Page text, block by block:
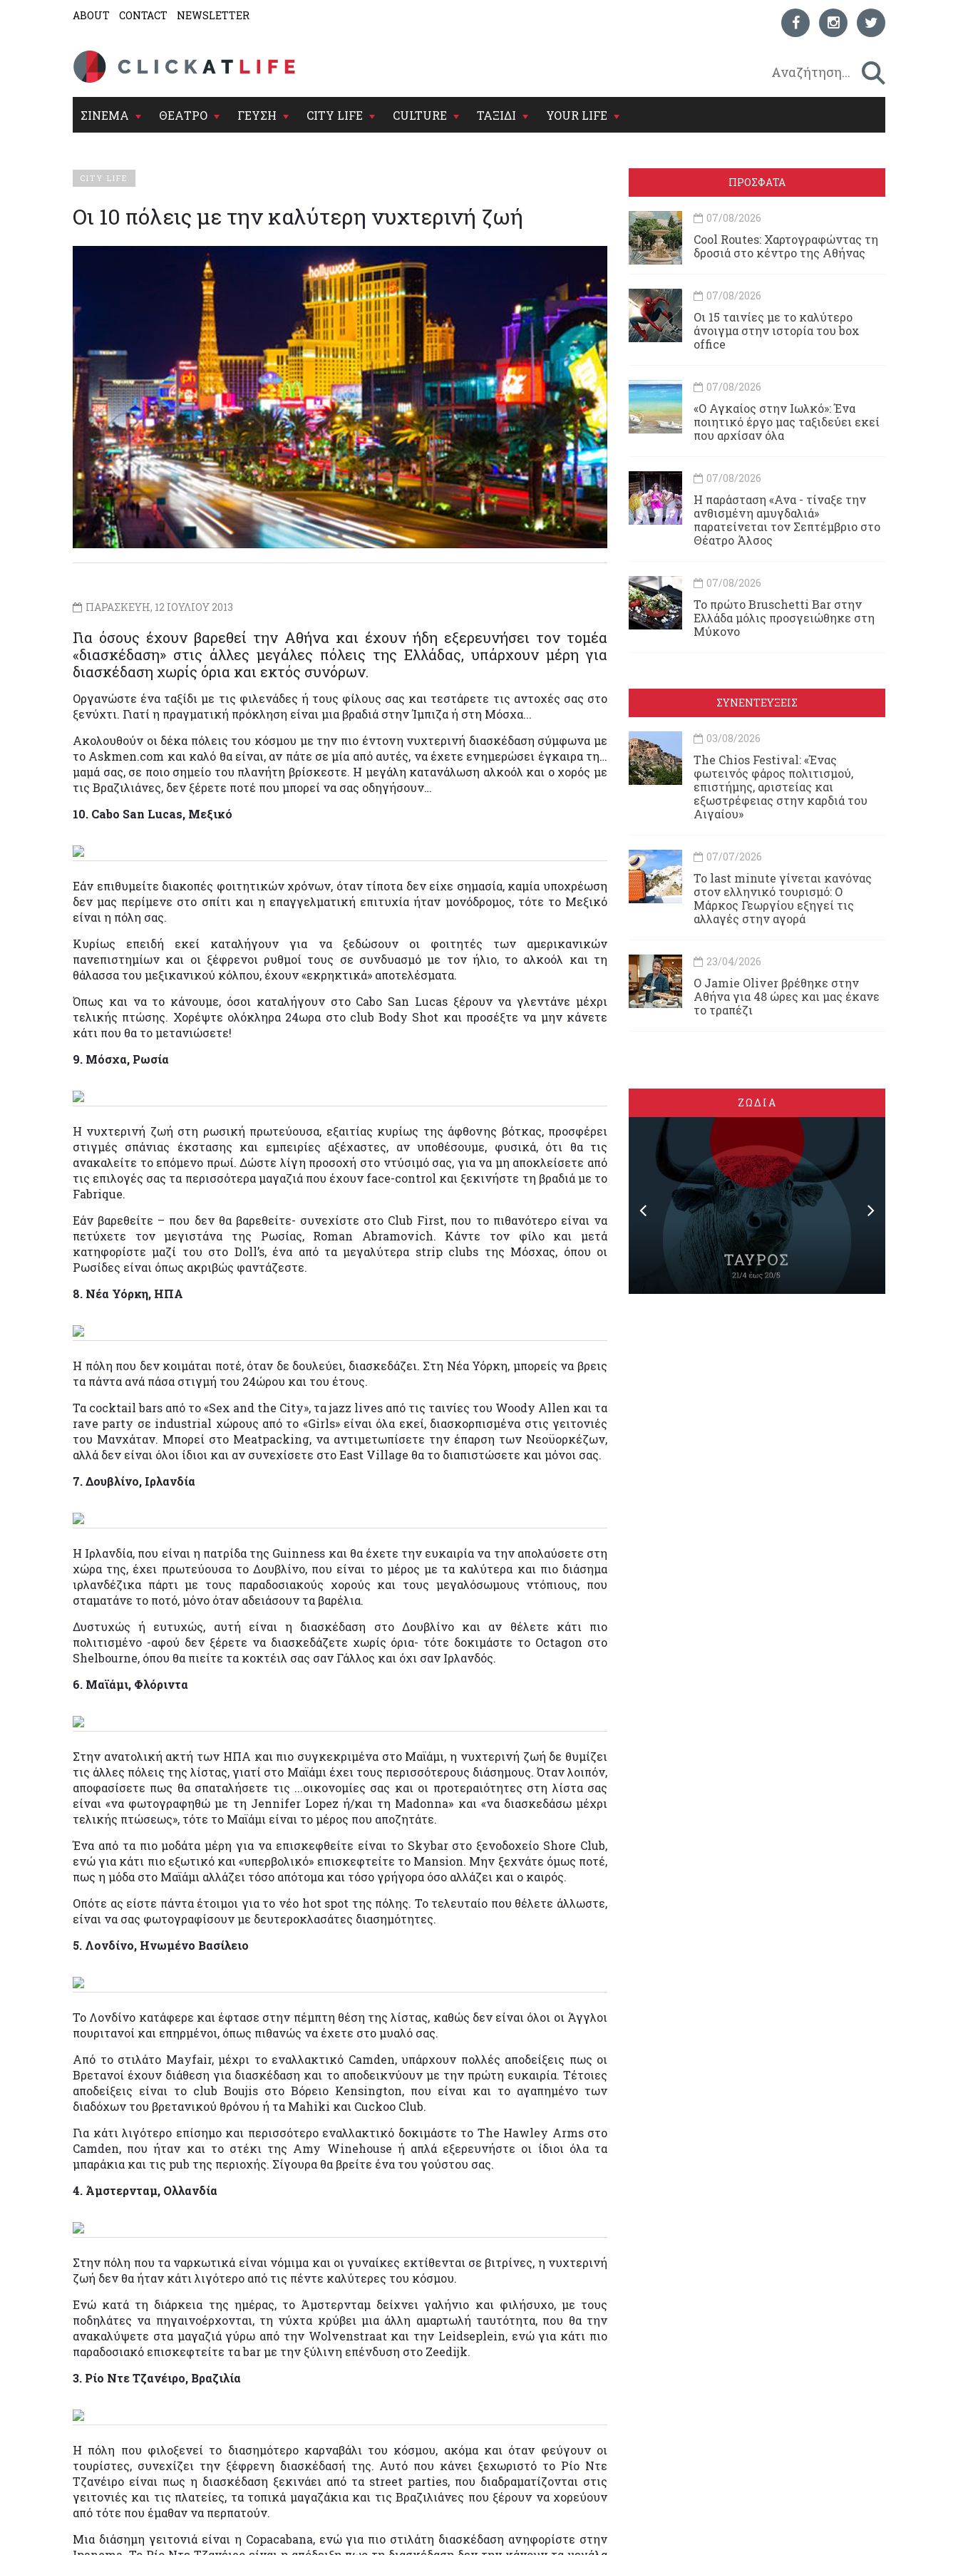
ABOUT CONTACT NEWSLETTER
ΣΙΝΕΜΑ ΘΕΑΤΡΟ ΓΕΥΣΗ CITY LIFE CULTURE ΤΑΞΙΔΙ YOUR LIFE
CITY LIFE
Οι 10 πόλεις με την καλύτερη νυχτερινή ζωή
ΠΑΡΑΣΚΕΥΗ, 12 ΙΟΥΛΙΟΥ 2013
Για όσους έχουν βαρεθεί την Αθήνα και έχουν ήδη εξερευνήσει τον τομέα
«διασκέδαση» στις άλλες μεγάλες πόλεις της Ελλάδας, υπάρχουν μέρη για
διασκέδαση χωρίς όρια και εκτός συνόρων.
Οργανώστε ένα ταξίδι με τις φιλενάδες ή τους φίλους σας και τεστάρετε τις αντοχές σας στο
ξενύχτι. Γιατί η πραγματική πρόκληση είναι μια βραδιά στην Ίμπιζα ή στη Μόσχα...
Ακολουθούν οι δέκα πόλεις του κόσμου με την πιο έντονη νυχτερινή διασκέδαση σύμφωνα με
το Askmen.com και καλό θα είναι, αν πάτε σε μία από αυτές, να έχετε ενημερώσει έγκαιρα τη…
μαμά σας, σε ποιο σημείο του πλανήτη βρίσκεστε. Η μεγάλη κατανάλωση αλκοόλ και ο χορός με
τις Βραζιλιάνες, δεν ξέρετε ποτέ που μπορεί να σας οδηγήσουν…
10. Cabo San Lucas, Μεξικό
Εάν επιθυμείτε διακοπές φοιτητικών χρόνων, όταν τίποτα δεν είχε σημασία, καμία υποχρέωση
δεν μας περίμενε στο σπίτι και η επαγγελματική επιτυχία ήταν μονόδρομος, τότε το Μεξικό
είναι η πόλη σας.
Κυρίως επειδή εκεί καταλήγουν για να ξεδώσουν οι φοιτητές των αμερικανικών
πανεπιστημίων και οι ξέφρενοι ρυθμοί τους σε συνδυασμό με τον ήλιο, το αλκοόλ και τη
θάλασσα του μεξικανικού κόλπου, έχουν «εκρηκτικά» αποτελέσματα.
Όπως και να το κάνουμε, όσοι καταλήγουν στο Cabo San Lucas ξέρουν να γλεντάνε μέχρι
τελικής πτώσης. Χορέψτε ολόκληρα 24ωρα στο club Body Shot και προσέξτε να μην κάνετε
κάτι που θα το μετανιώσετε!
9. Μόσχα, Ρωσία
Η νυχτερινή ζωή στη ρωσική πρωτεύουσα, εξαιτίας κυρίως της άφθονης βότκας, προσφέρει
στιγμές σπάνιας έκστασης και εμπειρίες αξέχαστες, αν υποθέσουμε, φυσικά, ότι θα τις
ανακαλείτε το επόμενο πρωί. Δώστε λίγη προσοχή στο ντύσιμό σας, για να μη αποκλείσετε από
τις επιλογές σας τα περισσότερα μαγαζιά που έχουν face-control και ξεκινήστε τη βραδιά με το
Fabrique.
Εάν βαρεθείτε – που δεν θα βαρεθείτε- συνεχίστε στο Club First, που το πιθανότερο είναι να
πετύχετε τον μεγιστάνα της Ρωσίας, Roman Abramovich. Κάντε τον φίλο και μετά
κατηφορίστε μαζί του στο Doll’s, ένα από τα μεγαλύτερα strip clubs της Μόσχας, όπου οι
Ρωσίδες είναι όπως ακριβώς φαντάζεστε.
8. Νέα Υόρκη, ΗΠΑ
Η πόλη που δεν κοιμάται ποτέ, όταν δε δουλεύει, διασκεδάζει. Στη Νέα Υόρκη, μπορείς να βρεις
τα πάντα ανά πάσα στιγμή του 24ώρου και του έτους.
Τα cocktail bars από το «Sex and the City», τα jazz lives από τις ταινίες του Woody Allen και τα
rave party σε industrial χώρους από το «Girls» είναι όλα εκεί, διασκορπισμένα στις γειτονιές
του Μανχάταν. Μπορεί στο Μeatpacking, να αντιμετωπίσετε την έπαρση των Νεοϋορκέζων,
αλλά δεν είναι όλοι ίδιοι και αν συνεχίσετε στο East Village θα το διαπιστώσετε και μόνοι σας.
7. Δουβλίνο, Ιρλανδία
Η Ιρλανδία, που είναι η πατρίδα της Guinness και θα έχετε την ευκαιρία να την απολαύσετε στη
χώρα της, έχει πρωτεύουσα το Δουβλίνο, που είναι το μέρος με τα καλύτερα και πιο διάσημα
ιρλανδέζικα πάρτι με τους παραδοσιακούς χορούς και τους μεγαλόσωμους ντόπιους, που
σταματάνε το ποτό, μόνο όταν αδειάσουν τα βαρέλια.
Δυστυχώς ή ευτυχώς, αυτή είναι η διασκέδαση στο Δουβλίνο και αν θέλετε κάτι πιο
πολιτισμένο -αφού δεν ξέρετε να διασκεδάζετε χωρίς όρια- τότε δοκιμάστε το Octagon στο
Shelbourne, όπου θα πιείτε τα κοκτέιλ σας σαν Γάλλος και όχι σαν Ιρλανδός.
6. Μαϊάμι, Φλόριντα
Στην ανατολική ακτή των ΗΠΑ και πιο συγκεκριμένα στο Μαϊάμι, η νυχτερινή ζωή δε θυμίζει
τις άλλες πόλεις της λίστας, γιατί στο Μαϊάμι έχει τους περισσότερους διάσημους. Όταν λοιπόν,
αποφασίσετε πως θα σπαταλήσετε τις ...οικονομίες σας και οι προτεραιότητες στη λίστα σας
είναι «να φωτογραφηθώ με τη Jennifer Lopez ή/και τη Madonna» και «να διασκεδάσω μέχρι
τελικής πτώσεως», τότε το Μαϊάμι είναι το μέρος που αποζητάτε.
Ένα από τα πιο μοδάτα μέρη για να επισκεφθείτε είναι το Skybar στο ξενοδοχείο Shore Club,
ενώ για κάτι πιο εξωτικό και «υπερβολικό» επισκεφτείτε το Mansion. Μην ξεχνάτε όμως ποτέ,
πως η μόδα στο Μαϊάμι αλλάζει τόσο απότομα και τόσο γρήγορα όσο αλλάζει και ο καιρός.
Οπότε ας είστε πάντα έτοιμοι για το νέο hot spot της πόλης. Το τελευταίο που θέλετε άλλωστε,
είναι να σας φωτογραφίσουν με δευτεροκλασάτες διασημότητες.
5. Λονδίνο, Ηνωμένο Βασίλειο
Το Λονδίνο κατάφερε και έφτασε στην πέμπτη θέση της λίστας, καθώς δεν είναι όλοι οι Άγγλοι
πουριτανοί και επηρμένοι, όπως πιθανώς να έχετε στο μυαλό σας.
Από το στιλάτο Mayfair, μέχρι το εναλλακτικό Camden, υπάρχουν πολλές αποδείξεις πως οι
Βρετανοί έχουν διάθεση για διασκέδαση και το αποδεικνύουν με την πρώτη ευκαιρία. Τέτοιες
αποδείξεις είναι το club Boujis στο Βόρειο Kensington, που είναι και το αγαπημένο των
διαδόχων του βρετανικού θρόνου ή τα Mahiki και Cuckoo Club.
Για κάτι λιγότερο επίσημο και περισσότερο εναλλακτικό δοκιμάστε το The Hawley Arms στο
Camden, που ήταν και το στέκι της Amy Winehouse ή απλά εξερευνήστε οι ίδιοι όλα τα
μπαράκια και τις pub της περιοχής. Σίγουρα θα βρείτε ένα του γούστου σας.
4. Άμστερνταμ, Ολλανδία
Στην πόλη που τα ναρκωτικά είναι νόμιμα και οι γυναίκες εκτίθενται σε βιτρίνες, η νυχτερινή
ζωή δεν θα ήταν κάτι λιγότερο από τις πέντε καλύτερες του κόσμου.
Ενώ κατά τη διάρκεια της ημέρας, το Άμστερνταμ δείχνει γαλήνιο και φιλήσυχο, με τους
ποδηλάτες να πηγαινοέρχονται, τη νύχτα κρύβει μια άλλη αμαρτωλή ταυτότητα, που θα την
ανακαλύψετε στα μαγαζιά γύρω από την Wolvenstraat και την Leidseplein, ενώ για κάτι πιο
παραδοσιακό επισκεφτείτε τα bar με την ξύλινη επένδυση στο Zeedijk.
3. Ρίο Ντε Τζανέιρο, Βραζιλία
Η πόλη που φιλοξενεί το διασημότερο καρναβάλι του κόσμου, ακόμα και όταν φεύγουν οι
τουρίστες, συνεχίζει την ξέφρενη διασκέδασή της. Αυτό που κάνει ξεχωριστό το Ρίο Ντε
Τζανέιρο είναι πως η διασκέδαση ξεκινάει από τα street parties, που διαδραματίζονται στις
γειτονιές και τις πλατείες, τα τοπικά μαγαζάκια και τις Βραζιλιάνες που ξέρουν να χορεύουν
από τότε που έμαθαν να περπατούν.
Μια διάσημη γειτονιά είναι η Copacabana, ενώ για πιο στιλάτη διασκέδαση ανηφορίστε στην
ΠΡΟΣΦΑΤΑ
07/08/2026
Cool Routes: Χαρτογραφώντας τη
δροσιά στο κέντρο της Αθήνας
07/08/2026
Οι 15 ταινίες με το καλύτερο
άνοιγμα στην ιστορία του box
office
07/08/2026
«Ο Αγκαίος στην Ιωλκό»: Ένα
ποιητικό έργο μας ταξιδεύει εκεί
που αρχίσαν όλα
07/08/2026
Η παράσταση «Ανα - τίναξε την
ανθισμένη αμυγδαλιά»
παρατείνεται τον Σεπτέμβριο στο
Θέατρο Άλσος
07/08/2026
Το πρώτο Bruschetti Bar στην
Ελλάδα μόλις προσγειώθηκε στη
Μύκονο
ΣΥΝΕΝΤΕΥΞΕΙΣ
03/08/2026
Τhe Chios Festival: «Ένας
φωτεινός φάρος πολιτισμού,
επιστήμης, αριστείας και
εξωστρέφειας στην καρδιά του
Αιγαίου»
07/07/2026
Το last minute γίνεται κανόνας
στον ελληνικό τουρισμό: Ο
Μάρκος Γεωργίου εξηγεί τις
αλλαγές στην αγορά
23/04/2026
Ο Jamie Oliver βρέθηκε στην
Αθήνα για 48 ώρες και μας έκανε
το τραπέζι
ΖΩΔΙΑ